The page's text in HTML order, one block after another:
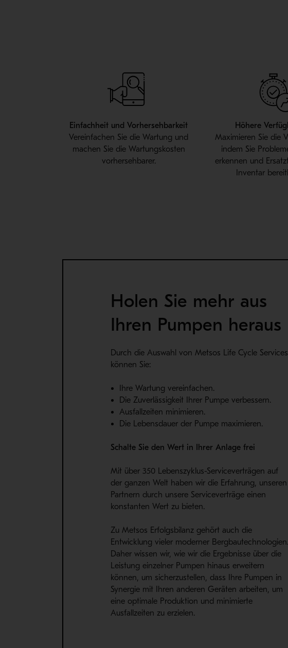
Einfachheit und Vorhersehbarkeit
Vereinfachen Sie die Wartung und
machen Sie die Wartungskosten
vorhersehbarer.
Höhere
Maximieren Sie die
indem Sie
erkennen und
Inventar
Holen Sie mehr aus
Ihren Pumpen heraus
Durch die Auswahl von Metsos Life Cycle Services
können Sie:
Ihre Wartung vereinfachen.
Die Zuverlässigkeit Ihrer Pumpe verbessern.
Ausfallzeiten minimieren.
Die Lebensdauer der Pumpe maximieren.
Schalte Sie den Wert in Ihrer Anlage frei
Mit über 350 Lebenszyklus-Serviceverträgen auf
der ganzen Welt haben wir die Erfahrung, unseren
Partnern durch unsere Serviceverträge einen
konstanten Wert zu bieten.
Zu Metsos Erfolgsbilanz gehört auch die
Entwicklung vieler moderner Bergbautechnologien.
Daher wissen wir, wie wir die Ergebnisse über die
Leistung einzelner Pumpen hinaus erweitern
können, um sicherzustellen, dass Ihre Pumpen in
Synergie mit Ihren anderen Geräten arbeiten, um
eine optimale Produktion und minimierte
Ausfallzeiten zu erzielen.